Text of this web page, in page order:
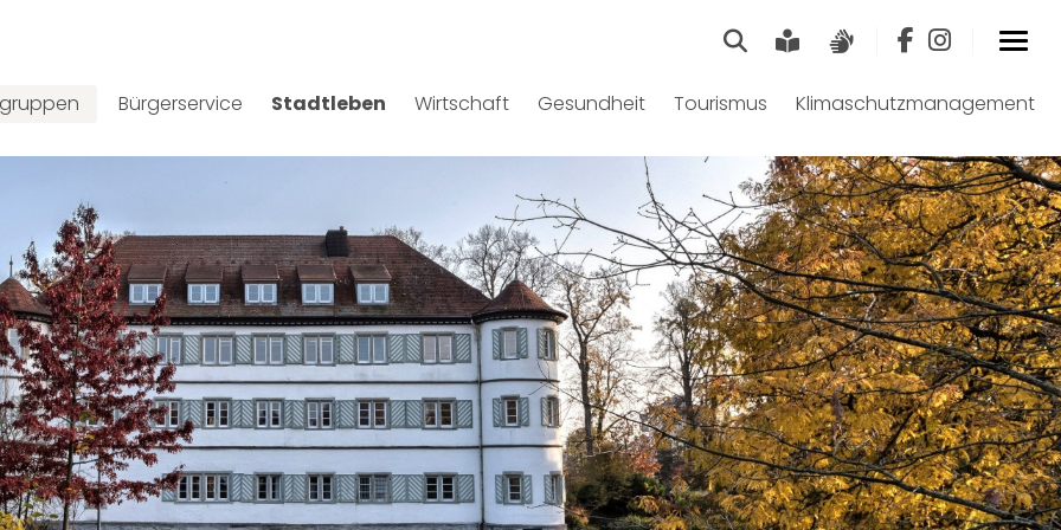
SucheLeichte Sprache
Bürgerservice Stadtleben Wirtschaft Gesundheit Tourismus Klimaschutzmanagement